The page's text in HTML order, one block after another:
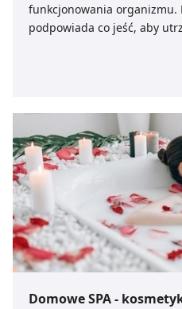
funkcjonowania organizmu.
podpowiada co jeść, aby
Domowe SPA -